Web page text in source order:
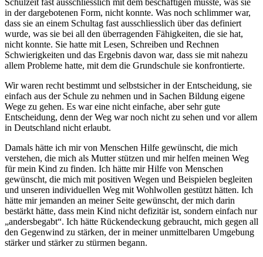
Schulzeit fast ausschliesslich mit dem beschäftigen musste, was sie
in der dargebotenen Form, nicht konnte. Was noch schlimmer war,
dass sie an einem Schultag fast ausschliesslich über das definiert
wurde, was sie bei all den überragenden Fähigkeiten, die sie hat,
nicht konnte. Sie hatte mit Lesen, Schreiben und Rechnen
Schwierigkeiten und das Ergebnis davon war, dass sie mit nahezu
allem Probleme hatte, mit dem die Grundschule sie konfrontierte.
Wir waren recht bestimmt und selbstsicher in der Entscheidung, sie
einfach aus der Schule zu nehmen und in Sachen Bildung eigene
Wege zu gehen. Es war eine nicht einfache, aber sehr gute
Entscheidung, denn der Weg war noch nicht zu sehen und vor allem
in Deutschland nicht erlaubt.
Damals hätte ich mir von Menschen Hilfe gewünscht, die mich
verstehen, die mich als Mutter stützen und mir helfen meinen Weg
für mein Kind zu finden. Ich hätte mir Hilfe von Menschen
gewünscht, die mich mit positiven Wegen und Beispielen begleiten
und unseren individuellen Weg mit Wohlwollen gestützt hätten. Ich
hätte mir jemanden an meiner Seite gewünscht, der mich darin
bestärkt hätte, dass mein Kind nicht defizitär ist, sondern einfach nur
„andersbegabt“. Ich hätte Rückendeckung gebraucht, mich gegen all
den Gegenwind zu stärken, der in meiner unmittelbaren Umgebung
stärker und stärker zu stürmen begann.